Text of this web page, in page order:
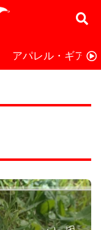
アパレル・ギア